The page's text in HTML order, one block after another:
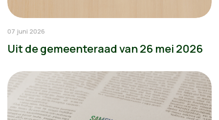
07 juni 2026
Uit de gemeenteraad van 26 mei 2026